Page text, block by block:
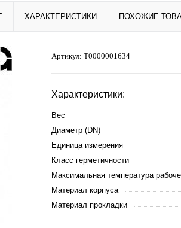
ХАРАКТЕРИСТИКИ ПОХОЖИЕ
Артикул: Т0000001634
Характеристики:
Вес
Диаметр (DN)
Единица измерения
Класс герметичности
Максимальная температура
Материал корпуса
Материал прокладки